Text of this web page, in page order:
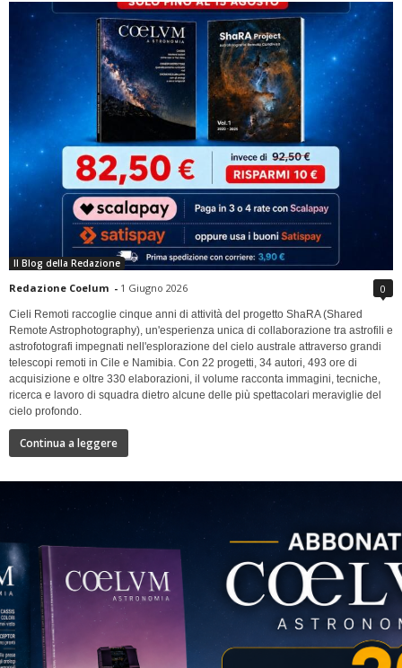
Il Blog della Redazione
Redazione Coelum - 1 Giugno 2026 0
Cieli Remoti raccoglie cinque anni di attività del progetto ShaRA (Shared
Remote Astrophotography), un'esperienza unica di collaborazione tra astrofili e
astrofotografi impegnati nell'esplorazione del cielo australe attraverso grandi
telescopi remoti in Cile e Namibia. Con 22 progetti, 34 autori, 493 ore di
acquisizione e oltre 330 elaborazioni, il volume racconta immagini, tecniche,
ricerca e lavoro di squadra dietro alcune delle più spettacolari meraviglie del
cielo profondo.
Continua a leggere